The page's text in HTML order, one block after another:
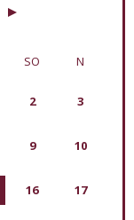
SO N
2 3
9 10
16 17